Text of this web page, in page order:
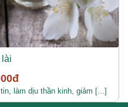
lài
làm dịu thần kinh, giảm [...]